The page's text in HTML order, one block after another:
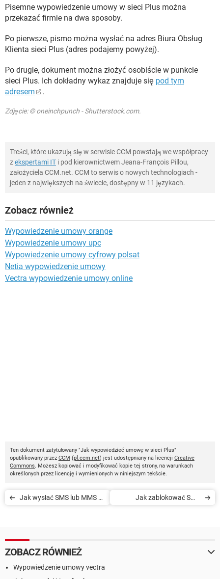
Pisemne wypowiedzenie umowy w sieci Plus można
przekazać firmie na dwa sposoby.
Po pierwsze, pismo można wysłać na adres Biura Obsług
Klienta sieci Plus (adres podajemy powyżej).
Po drugie, dokument można złożyć osobiście w punkcie
sieci Plus. Ich dokładny wykaz znajduje się pod tym
adresem
.
Zdjęcie: © oneinchpunch - Shutterstock.com.
Treści, które ukazują się w serwisie CCM powstają we współpracy
zekspertami IT i pod kierownictwem Jeana-François Pillou,
założyciela CCM.net. CCM to serwis o nowych technologiach -
jeden z największych na świecie, dostępny w 11 językach.
Zobacz również
Wypowiedzenie umowy orange
Wypowiedzenie umowy upc
Wypowiedzenie umowy cyfrowy polsat
Netia wypowiedzenie umowy
Vectra wypowiedzenie umowy online
Ten dokument zatytułowany "Jak wypowiedzieć umowę w sieci Plus"
opublikowany przez CCM (pl.ccm.net) jest udostępniany na licencji Creative
Commons. Możesz kopiować i modyfikować kopie tej strony, na warunkach
określonych przez licencję i wymienionych w niniejszym tekście.
Jak wysłać SMS lub MMS z
Jak zablokować SMS
ZOBACZ RÓWNIEŻ
Wypowiedzenie umowy vectra